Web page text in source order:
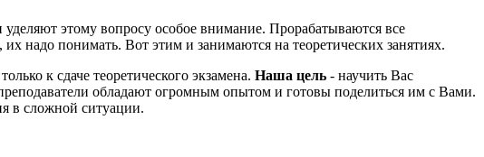
этому вопросу особое внимание. Прорабатываются все
надо понимать. Вот этим и занимаются на теоретических занятиях.
к сдаче теоретического экзамена. Наша цель - научить Вас
обладают огромным опытом и готовы поделиться им с Вами.
в сложной ситуации.